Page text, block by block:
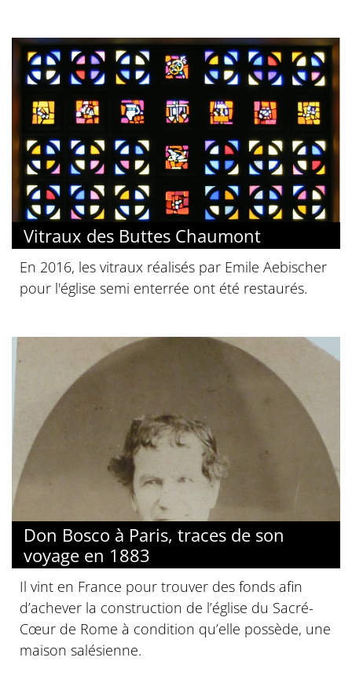
Vitraux des Buttes Chaumont
En 2016, les vitraux réalisés par Emile Aebischer
pour l'église semi enterrée ont été restaurés.
Don Bosco à Paris, traces de son
voyage en 1883
Il vint en France pour trouver des fonds afin
d’achever la construction de l’église du Sacré-
Cœur de Rome à condition qu’elle possède, une
maison salésienne.